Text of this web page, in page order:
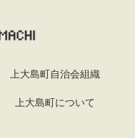
上大島町自治会組織
上大島町について